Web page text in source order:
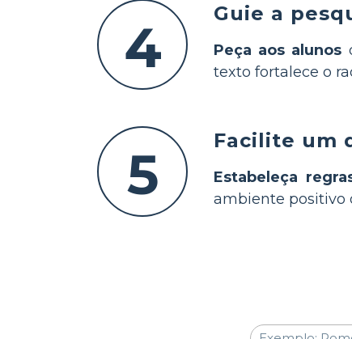
4
Guie a
Peça aos alunos
texto fortalece o
5
Facilite um
Estabeleça
ambiente positivo